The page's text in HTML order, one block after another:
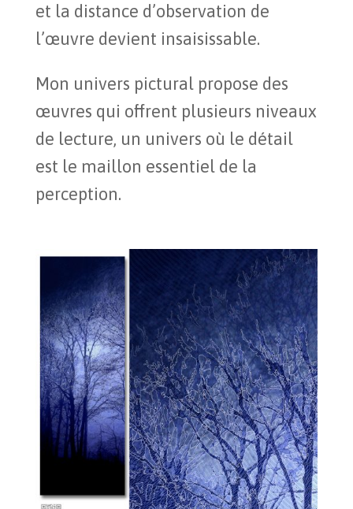
et la distance d’observation de
l’œuvre devient insaisissable.
Mon univers pictural propose des
œuvres qui offrent plusieurs niveaux
de lecture, un univers où le détail
est le maillon essentiel de la
perception.